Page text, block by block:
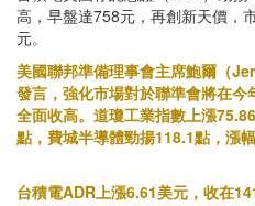
高，早盤達758元，再創新天價，
元。
美國聯邦準備理事會主席鮑爾（
發言，強化市場對於聯準會將在
全面收高。道瓊工業指數上漲
點，費城半導體勁揚118.1點，漲幅
台積電ADR上漲6.61美元，收在